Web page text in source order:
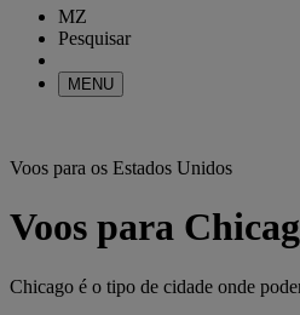
MZ
Pesquisar
MENU
Voos para os Estados Unidos
Voos para
Chicago é o tipo de cidade onde